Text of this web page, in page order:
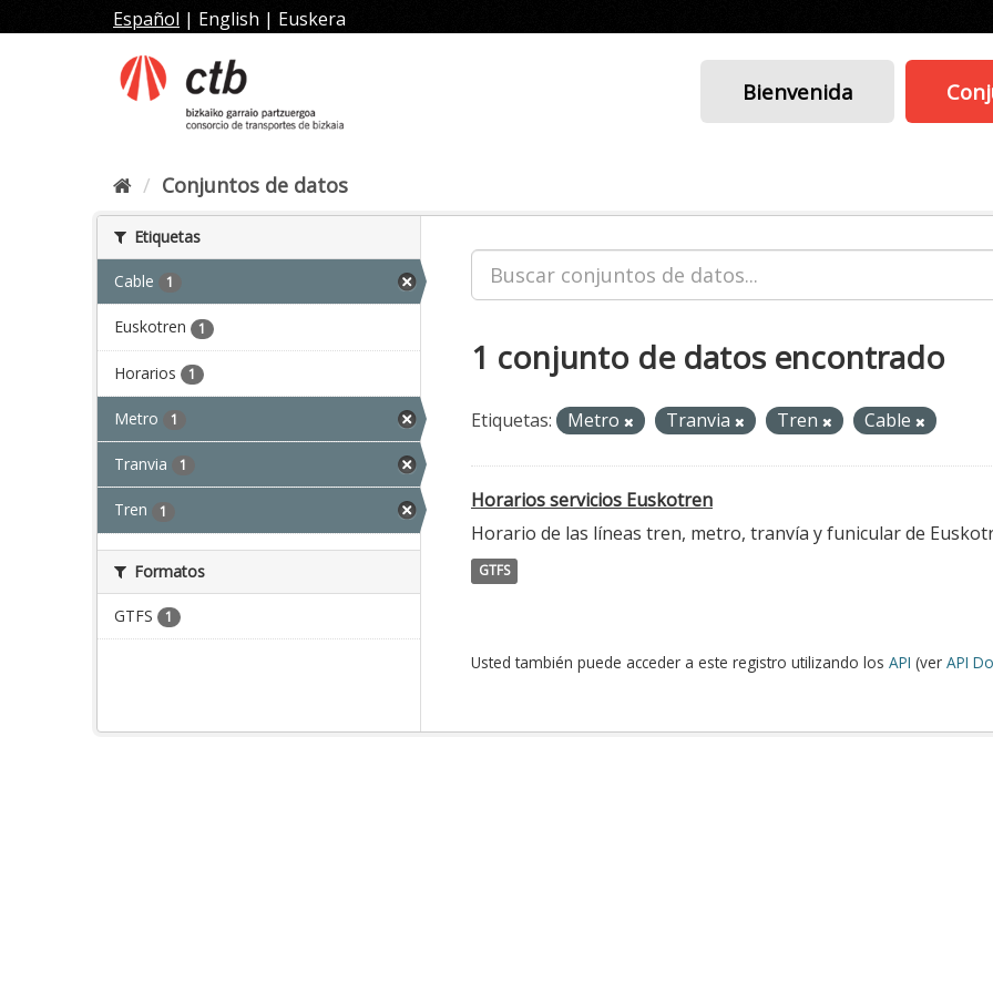
al
Español | English | Euskera
Bienvenida
Conjuntos de datos
Etiquetas
Cable 1
Euskotren 1
Horarios 1
Metro 1
Tranvia 1
Tren 1
Formatos
GTFS 1
1 conjunto de datos encontrado
Etiquetas: Metro Tranvia Tren Cable
Horarios servicios Euskotren
Horario de las líneas tren, metro, tranvía y funicular de
GTFS
Usted también puede acceder a este registro utilizando los API (ver API